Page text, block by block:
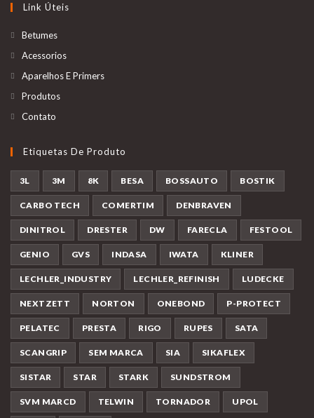
Link Úteis
Betumes
Acessorios
Aparelhos E Primers
Produtos
Contato
Etiquetas De Produto
3L 3M 8K BESA BOSSAUTO BOSTIK
CARBO TECH COMERTIM DENBRAVEN
DINITROL DRESTER DW FARECLA FESTOOL
GENIO GVS INDASA IWATA KLINER
LECHLER_INDUSTRY LECHLER_REFINISH LUDECKE
NEXTZETT NORTON ONEBOND P-PROTECT
PELATEC PRESTA RIGO RUPES SATA
SCANGRIP SEM MARCA SIA SIKAFLEX
SISTAR STAR STARK SUNDSTROM
SVM MARCD TELWIN TORNADOR UPOL